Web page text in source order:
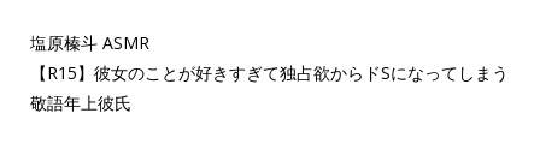
塩原榛斗 ASMR
【R15】彼女のことが好きすぎて独占欲からドSになってしまう
敬語年上彼氏